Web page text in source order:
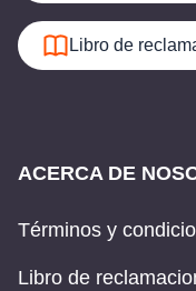
Libro de
ACERCA DE
Términos y
Libro de